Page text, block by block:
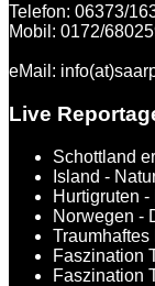
Telefon: 06373/
Mobil: 0172/
eMail:
Live
Schottland
Island -
Hurtigruten
Norwegen -
Traumhaftes
Faszination
Faszination